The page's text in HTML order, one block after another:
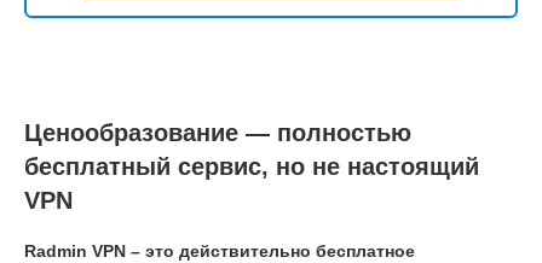
Ценообразование — полностью
бесплатный сервис, но не настоящий
VPN
Radmin VPN – это действительно бесплатное